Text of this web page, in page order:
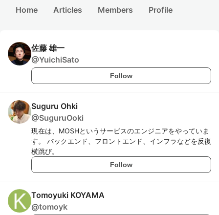
Home Articles Members Profile
佐藤 雄一
@YuichiSato
Follow
Suguru Ohki
@SuguruOoki
現在は、MOSHというサービスのエンジニアをやっていま
す。 バックエンド、フロントエンド、インフラなどを反復
横跳び。
Follow
Tomoyuki KOYAMA
@tomoyk